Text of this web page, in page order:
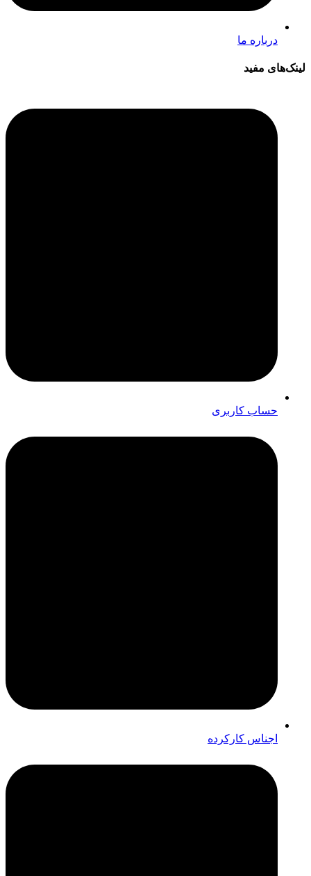
درباره ما
لینک‌های مفید
حساب کاربری
اجناس کارکرده